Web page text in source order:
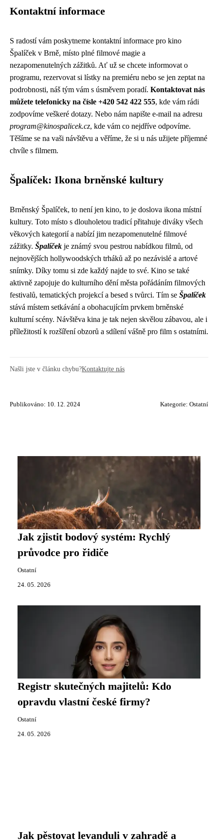
Kontaktní informace
S radostí vám poskytneme kontaktní informace pro kino
Špalíček v Brně, místo plné filmové magie a
nezapomenutelných zážitků. Ať už se chcete informovat o
programu, rezervovat si lístky na premiéru nebo se jen zeptat na
podrobnosti, náš tým vám s úsměvem poradí. Kontaktovat nás
můžete telefonicky na čísle +420 542 422 555, kde vám rádi
zodpovíme veškeré dotazy. Nebo nám napište e-mail na adresu
program@kinospalicek.cz, kde vám co nejdříve odpovíme.
Těšíme se na vaši návštěvu a věříme, že si u nás užijete příjemné
chvíle s filmem.
Špalíček: Ikona brněnské kultury
Brněnský Špalíček, to není jen kino, to je doslova ikona místní
kultury. Toto místo s dlouholetou tradicí přitahuje diváky všech
věkových kategorií a nabízí jim nezapomenutelné filmové
zážitky. Špalíček je známý svou pestrou nabídkou filmů, od
nejnovějších hollywoodských trháků až po nezávislé a artové
snímky. Díky tomu si zde každý najde to své. Kino se také
aktivně zapojuje do kulturního dění města pořádáním filmových
festivalů, tematických projekcí a besed s tvůrci. Tím se Špalíček
stává místem setkávání a obohacujícím prvkem brněnské
kulturní scény. Návštěva kina je tak nejen skvělou zábavou, ale i
příležitostí k rozšíření obzorů a sdílení vášně pro film s ostatními.
Našli jste v článku chybu?Kontaktujte nás
Publikováno: 10. 12. 2024 Kategorie: Ostatní
Jak zjistit bodový systém: Rychlý
průvodce pro řidiče
Ostatní
24. 05. 2026
Registr skutečných majitelů: Kdo
opravdu vlastní české firmy?
Ostatní
24. 05. 2026
Jak pěstovat levanduli v zahradě a